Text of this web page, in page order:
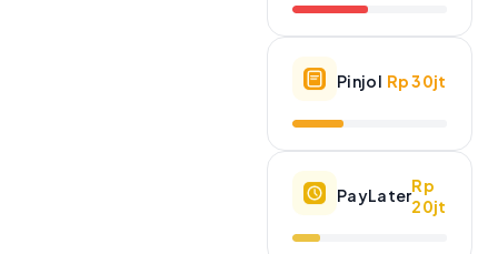
Pinjol Rp 30jt
PayLater
Rp
20jt